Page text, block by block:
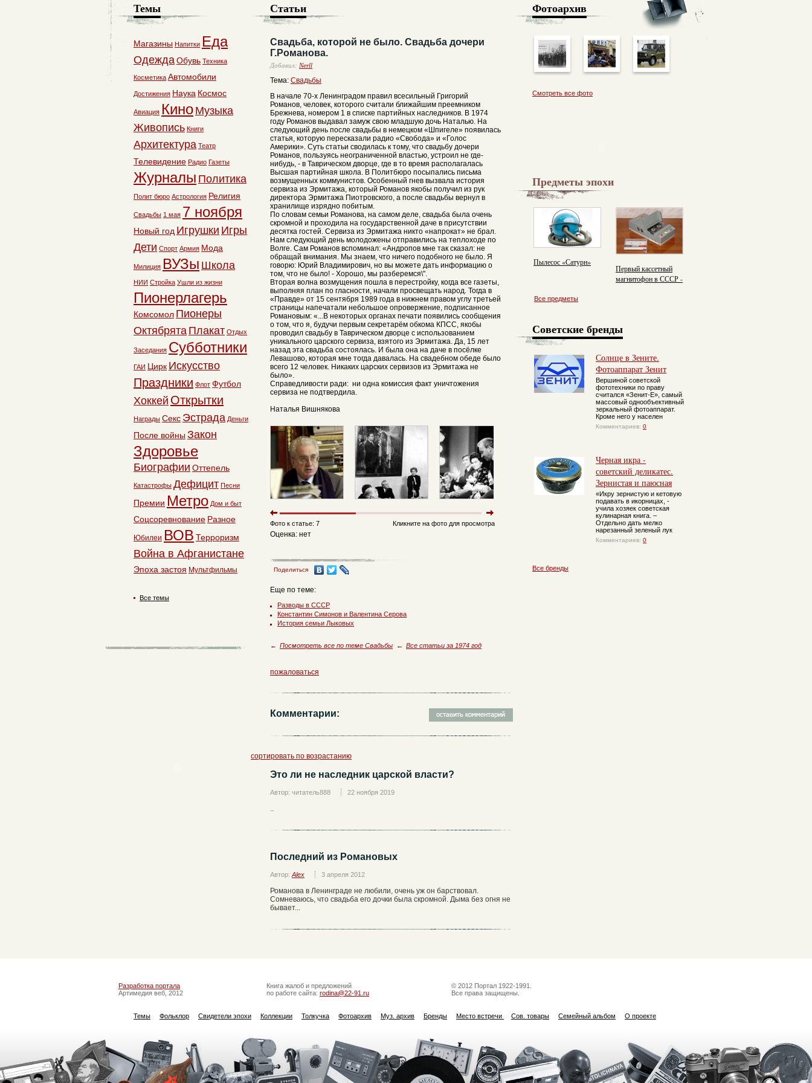
Статьи
Свадьба, которой не было. Свадьба дочери
Г.Романова.
Добавил: Nerll
Тема: Свадьбы
В начале 70-х Ленинградом правил всесильный Григорий
Романов, человек, которого считали ближайшим преемником
Брежнева, номером 1 в списке партийных наследников. В 1974
году Романов выдавал замуж свою младшую дочь Наталью. На
следующий день после свадьбы в немецком «Шпигеле» появилась
статья, которую пересказали радио «Свобода» и «Голос
Америки». Суть статьи сводилась к тому, что свадьбу дочери
Романов, пользуясь неограниченной властью, устроил не где-
нибудь, - в Таврическом дворце, где в то время располагалась
Высшая партийная школа. В Политбюро посыпались письма
возмущенных коммунистов. Особенный гнев вызвала история
сервиза из Эрмитажа, который Романов якобы получил из рук
директора Эрмитажа Пиотровского, а после свадьбы вернул в
хранилище изрядно побитым.
По словам семьи Романова, на самом деле, свадьба была очень
скромной и проходила на государственной даче в присутствии
десятка гостей. Сервиза из Эрмитажа никто «напрокат» не брал.
Нам следующий день молодожены отправились на теплоходе по
Волге. Сам Романов вспоминал: «Андропов мне так сказал: не
обращай внимания. Мы знаем, что ничего подобного не было. Я
говорю: Юрий Владимирович, но вы можете дать информацию о
том, что не было! - Хорошо, мы разберемся\".
Вторая волна возмущения пошла в перестройку, когда все газеты,
выполняя план по гласности, начали просвещать народ. Тогда в
«Правде» от 15 сентября 1989 года в нижнем правом углу третьей
страницы напечатали небольшое опровержение, подписанное
Романовым: «...В некоторых органах печати появились сообщения
о том, что я, будучи первым секретарём обкома КПСС, якобы
проводил свадьбу в Таврическом дворце с использованием
уникального царского сервиза, взятого из Эрмитажа. Да, 15 лет
назад эта свадьба состоялась. И была она на даче в посёлке
Левашово, которая мне тогда давалась. На свадебном обеде было
всего 12 человек. Никаких царских сервизов из Эрмитажа не
было».
Справедливости ради: ни одна комиссия факт уничтожения
сервиза не подтвердила.
Наталья Вишнякова
Кликните на фото для просмотра
Фото к статье: 7
Оценка: нет
Поделиться
Еще по теме:
Разводы в СССР
Константин Симонов и Валентина Серова
История семьи Лыковых
← Посмотреть все по теме Свадьбы ← Все статьи за 1974 год
пожаловаться
Комментарии:
сортировать по возрастанию
Это ли не наследник царской власти?
Автор: читатель888 22 ноября 2019
..
Последний из Романовых
Автор: Alex 3 апреля 2012
Романова в Ленинграде не любили, очень уж он барствовал.
Сомневаюсь, что свадьба его дочки была скромной. Дыма без огня не
бывает...
Фотоархив
Смотреть все фото
Предметы эпохи
Пылесос «Сатурн»
Первый кассетный
магнитофон в СССР -
Все предметы
Советские бренды
Солнце в Зените.
Фотоаппарат Зенит
Вершиной советской
фототехники по праву
считался «Зенит-Е», самый
массовый однообъективный
зеркальный фотоаппарат.
Кроме него у населен
Комментариев: 0
Черная икра -
советский деликатес.
Зернистая и паюсная
«Икру зернистую и кетовую
подавать в икорницах, -
учила хозяек советская
кулинарная книга. –
Отдельно дать мелко
нарезанный зеленый лук
Комментариев: 0
Все бренды
Темы
Магазины Напитки Еда
ОдеждаОбувь Техника
Косметика Автомобили
Достижения Наука Космос
Авиация Кино Музыка
Живопись Книги
Архитектура Театр
Телевидение Радио Газеты
Журналы Политика
Полит бюро Астрология Религия
Свадьбы 1 мая 7 ноября
Новый год Игрушки Игры
Дети Спорт Армия Мода
Милиция ВУЗы Школа
НИИ Стройка Ушли из жизни
Пионерлагерь
Комсомол Пионеры
Октябрята Плакат Отдых
Заседания Субботники
ГАИ Цирк Искусство
Праздники Флот Футбол
Хоккей Открытки
Награды Секс Эстрада Деньги
После войны Закон
Здоровье
Биографии Оттепель
Катастрофы Дефицит Песни
Премии Метро Дом и быт
Соцсоревнование Разное
Юбилеи ВОВ Терроризм
Война в Афганистане
Эпоха застоя Мультфильмы
Все темы
Разработка портала
Артимедия веб, 2012
Книга жалоб и предложений
по работе сайта: rodina@22-91.ru
© 2012 Портал 1922-1991.
Все права защищены.
Темы Фольклор Свидетели эпохи Коллекции Толкучка Фотоархив Муз. архив Бренды Место встречи Сов. товары Семейный альбом О проекте